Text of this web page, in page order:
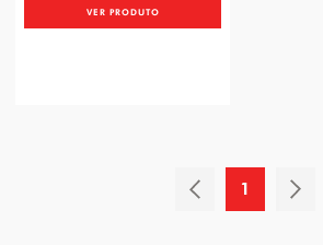
VER PRODUTO
1